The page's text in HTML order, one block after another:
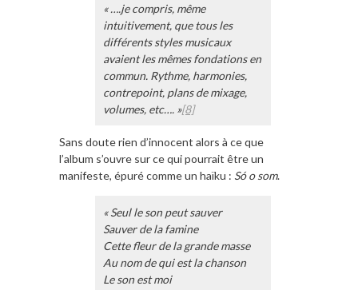
« ….je compris, même
intuitivement, que tous les
différents styles musicaux
avaient les mêmes fondations en
commun. Rythme, harmonies,
contrepoint, plans de mixage,
volumes, etc…. »[8]
Sans doute rien d’innocent alors à ce que
l’album s’ouvre sur ce qui pourrait être un
manifeste, épuré comme un haïku : Só o som.
« Seul le son peut sauver
Sauver de la famine
Cette fleur de la grande masse
Au nom de qui est la chanson
Le son est moi